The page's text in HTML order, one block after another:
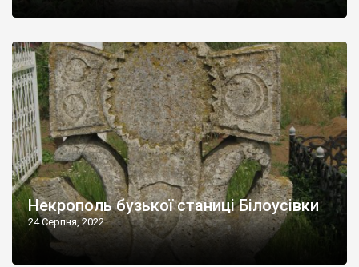
Некрополь бузької станиці Білоусівки
24 Серпня, 2022